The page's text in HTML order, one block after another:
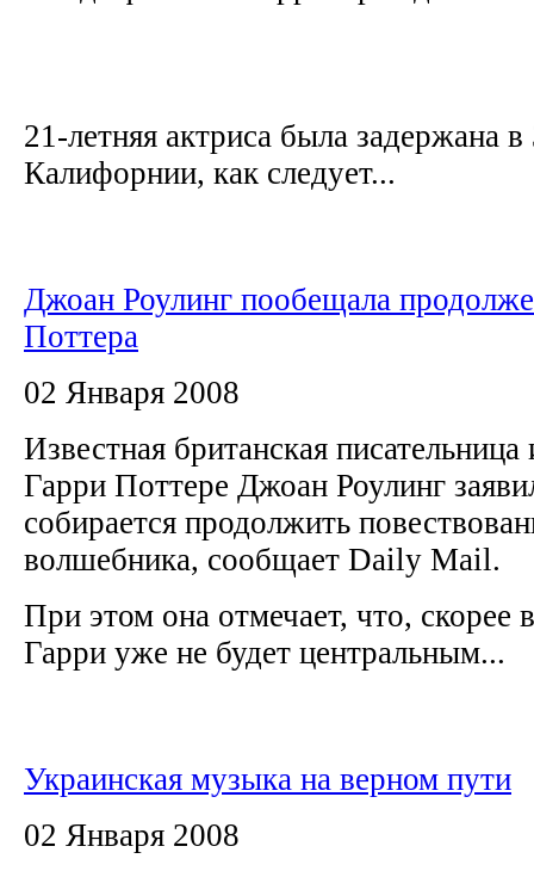
21-летняя актриса была задержана
Калифорнии, как следует...
Джоан Роулинг пообещала
Поттера
02 Января 2008
Известная британская
Гарри Поттере Джоан Роулинг
собирается продолжить
волшебника, сообщает Daily Mail.
При этом она отмечает, что, скорее
Гарри уже не будет центральным...
Украинская музыка на верном пути
02 Января 2008